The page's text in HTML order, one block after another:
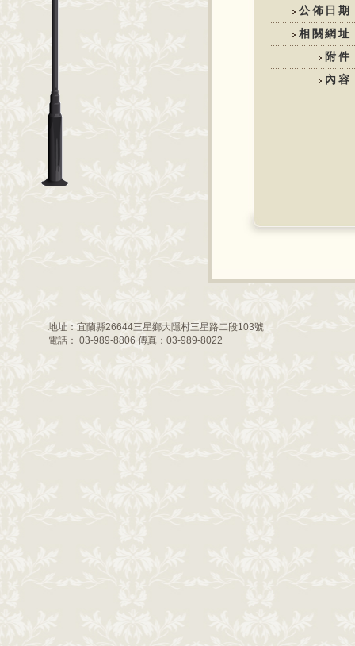
公佈日期
相關網址
附件
內容
地址：宜蘭縣26644三星鄉大隱村三星路二段103號
電話： 03-989-8806 傳真：03-989-8022